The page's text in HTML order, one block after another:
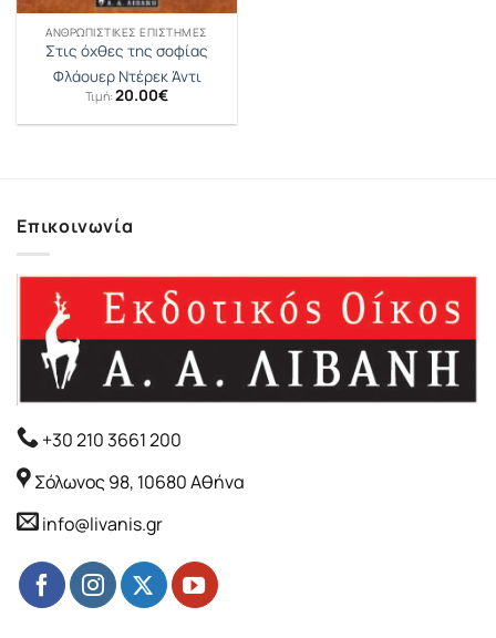
ΑΝΘΡΩΠΙΣΤΙΚΈΣ ΕΠΙΣΤΉΜΕΣ
Στις όχθες της σοφίας
Φλάουερ Ντέρεκ Άντι
Τιμή: 20.00€
Επικοινωνία
+30 210 3661 200
Σόλωνος 98, 10680 Αθήνα
info@livanis.gr